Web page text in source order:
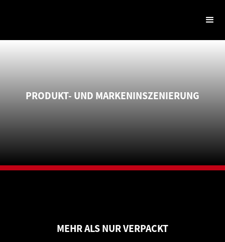
PRODUKT- UND MARKENINSZENIERUNG
MEHR ALS NUR VERPACKT